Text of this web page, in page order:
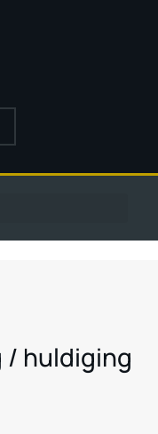
/ huldiging